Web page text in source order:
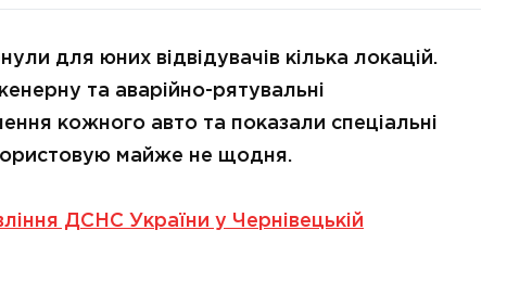
для юних відвідувачів кілька локацій.
та аварійно-рятувальні
кожного авто та показали спеціальні
майже не щодня.
ДСНС України у Чернівецькій